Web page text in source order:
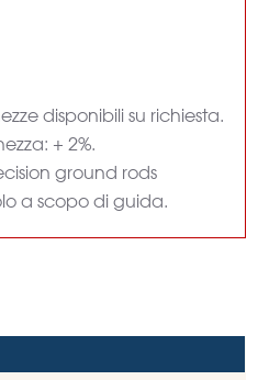
disponibili su richiesta.
+ 2%.
ground rods
a scopo di guida.